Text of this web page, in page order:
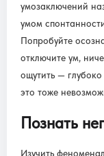
умозаключений
умом
Попробуйте
отключите ум,
ощутить —
это тоже
Познать